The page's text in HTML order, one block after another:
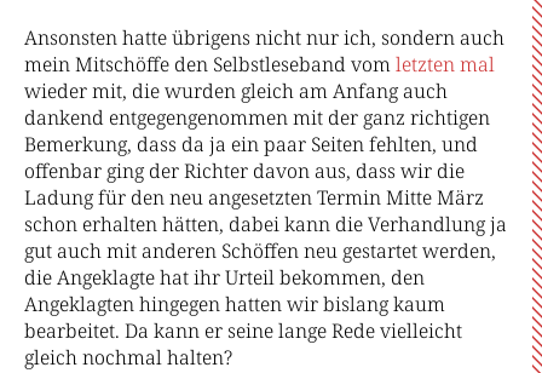
Ansonsten hatte übrigens nicht nur ich, sondern auch
mein Mitschöffe den Selbstleseband vomletzten mal
wieder mit, die wurden gleich am Anfang auch
dankend entgegengenommen mit der ganz richtigen
Bemerkung, dass da ja ein paar Seiten fehlten, und
offenbar ging der Richter davon aus, dass wir die
Ladung für den neu angesetzten Termin Mitte März
schon erhalten hätten, dabei kann die Verhandlung ja
gut auch mit anderen Schöffen neu gestartet werden,
die Angeklagte hat ihr Urteil bekommen, den
Angeklagten hingegen hatten wir bislang kaum
bearbeitet. Da kann er seine lange Rede vielleicht
gleich nochmal halten?